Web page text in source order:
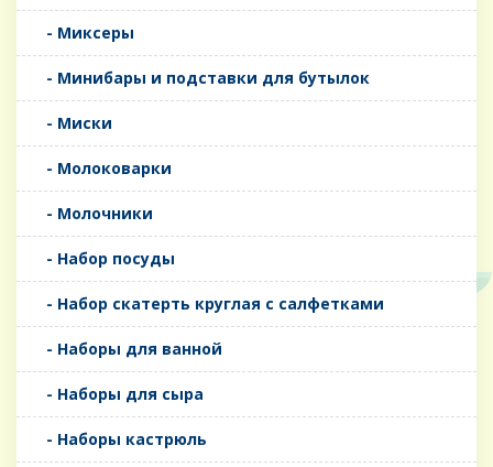
- Миксеры
- Минибары и подставки для бутылок
- Миски
- Молоковарки
- Молочники
- Набор посуды
- Набор скатерть круглая с салфетками
- Наборы для ванной
- Наборы для сыра
- Наборы кастрюль